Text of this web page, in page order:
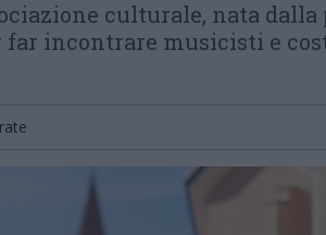
culturale, nata
far incontrare musicisti e